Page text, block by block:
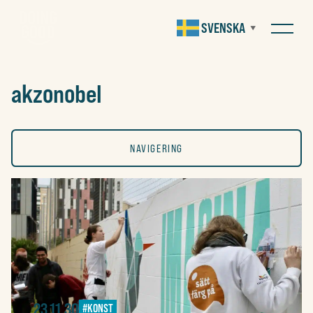
SVENSKA ▼
akzonobel
NAVIGERING
ALLA
KONST
SOCIALT
23.11.30 #KONST